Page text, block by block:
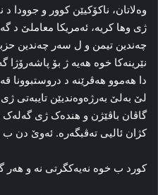
وه‌لاتان، ناکۆکیێن کوور و جوودا
ژی وها کریه‌، ئەمریكا معاملێ د
چه‌ندین تیمن و ل سه‌ر چه‌ندین
نێرینه‌کا خوە‌ هه‌یه‌ ژ بۆ
دا هه‌موو هه‌ڤرێنه‌ د دروستبوونا
لێ به‌لێ به‌رژه‌وه‌ندیێن تایبه‌تی
گاڤان باڤێژن و هنده‌ک ژی گه‌له‌ک
کژان ئالیی تەڤبگەرە‌. ئه‌وێ دن ب
کورد ب خوه‌ نه‌یه‌کگرتی نه‌ و هه‌ر